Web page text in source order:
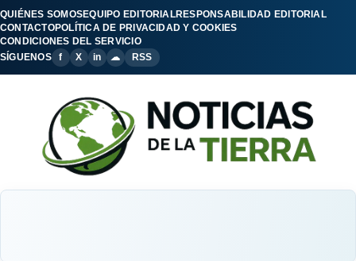
QUIÉNES SOMOSEQUIPO EDITORIALRESPONSABILIDAD EDITORIAL
CONTACTOPOLÍTICA DE PRIVACIDAD Y COOKIES
CONDICIONES DEL SERVICIO
SÍGUENOS
f X in ☁ RSS